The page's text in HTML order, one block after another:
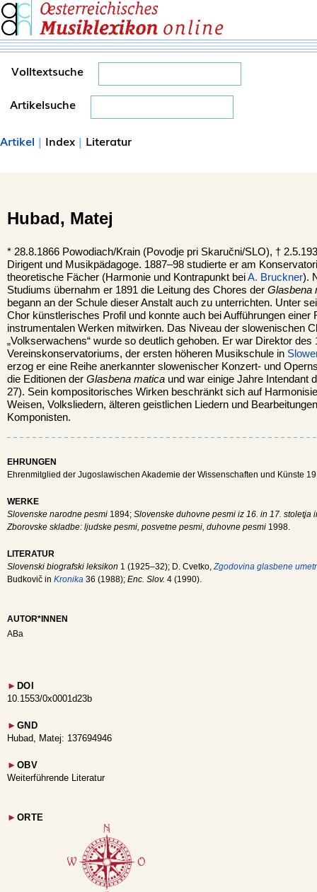
Volltextsuche
Artikelsuche
Artikel | Index | Literatur
Hubad, Matej
* 28.8.1866 Powodiach/Krain (Povodje pri Skaručni/SLO), †
Dirigent und Musikpädagoge. 1887–98 studierte er am
theoretische Fächer (Harmonie und Kontrapunkt beiA. Bruckner).
Studiums übernahm er 1891 die Leitung des Chores der Glasbena
begann an der Schule dieser Anstalt auch zu unterrichten. Unter
Chor künstlerisches Profil und konnte auch bei Aufführungen einer
instrumentalen Werken mitwirken. Das Niveau der slowenischen
„Volkserwachens“ wurde so deutlich gehoben. Er war Direktor des
Vereinskonservatoriums, der ersten höheren Musikschule in
erzog er eine Reihe anerkannter slowenischer Konzert- und
die Editionen der Glasbena matica und war einige Jahre Intendant
27). Sein kompositorisches Wirken beschränkt sich auf
Weisen, Volksliedern, älteren geistlichen Liedern und
Komponisten.
EHRUNGEN
Ehrenmitglied der Jugoslawischen Akademie der Wissenschaften und Künste
WERKE
Slovenske narodne pesmi 1894; Slovenske duhovne pesmi iz 16. in 17. stoletja
Zborovske skladbe: ljudske pesmi, posvetne pesmi, duhovne pesmi 1998.
LITERATUR
Slovenski biografski leksikon 1 (1925–32); D. Cvetko,Zgodovina glasbene
Budkovič in Kronika 36 (1988); Enc. Slov. 4 (1990).
AUTOR*INNEN
ABa
► DOI
10.1553/0x0001d23b
► GND
Hubad, Matej: 137694946
► OBV
Weiterführende Literatur
► ORTE